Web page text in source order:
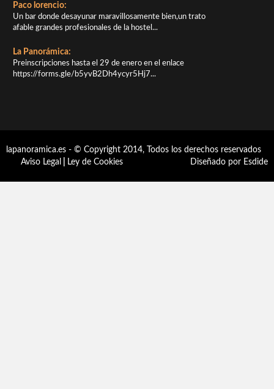
Paco lorencio:
Un bar donde desayunar maravillosamente bien,un trato
afable grandes profesionales de la hostel...
La Panorámica:
Preinscripciones hasta el 29 de enero en el enlace
https://forms.gle/b5yvB2Dh4ycyr5Hj7...
lapanoramica.es - © Copyright 2014, Todos los derechos reservados
Aviso Legal
Ley de Cookies Diseñado por Esdide